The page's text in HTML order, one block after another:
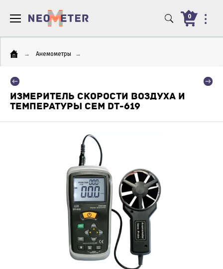
0
→ Анемометры →
ИЗМЕРИТЕЛЬ СКОРОСТИ ВОЗДУХА И
ТЕМПЕРАТУРЫ CEM DT-619